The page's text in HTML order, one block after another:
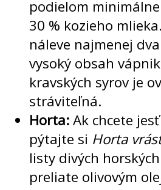
podielom
30 % kozieho
náleve najmenej
vysoký obsah
kravských syrov je
stráviteľná.
Horta:Ak chcete
pýtajte si Horta
listy divých
preliate olivovým